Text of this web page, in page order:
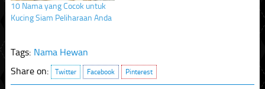
10 Nama yang Cocok untuk
Kucing Siam Peliharaan Anda
Tags: Nama Hewan
Share on:
Twitter Facebook Pinterest